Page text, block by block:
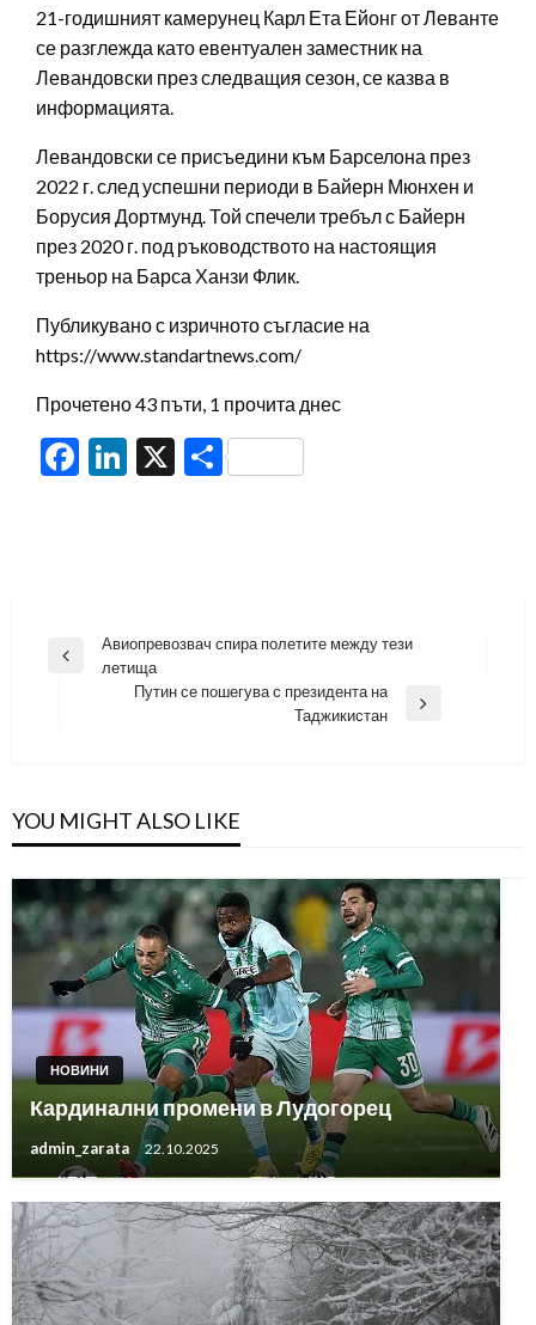
21-годишният камерунец Карл Ета Ейонг от Леванте
се разглежда като евентуален заместник на
Левандовски през следващия сезон, се казва в
информацията.
Левандовски се присъедини към Барселона през
2022 г. след успешни периоди в Байерн Мюнхен и
Борусия Дортмунд. Той спечели требъл с Байерн
през 2020 г. под ръководството на настоящия
треньор на Барса Ханзи Флик.
Публикувано с изричното съгласие на
https://www.standartnews.com/
Прочетено 43 пъти, 1 прочита днес
Facebook
LinkedIn
X Share
Навигация
Previous
Авиопревозвач спира полетите между тези
летища
Путин се пошегува с президента на
Таджикистан
YOU MIGHT ALSO LIKE
НОВИНИ
Кардинални промени в Лудогорец
admin_zarata 22.10.2025